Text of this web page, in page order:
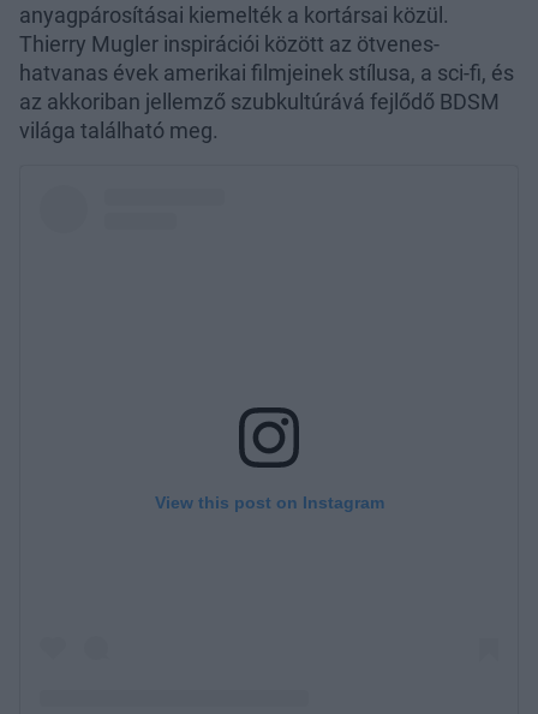
anyagpárosításai kiemelték a kortársai közül.
Thierry Mugler inspirációi között az ötvenes-
hatvanas évek amerikai filmjeinek stílusa, a sci-fi, és
az akkoriban jellemző szubkultúrává fejlődő BDSM
világa található meg.